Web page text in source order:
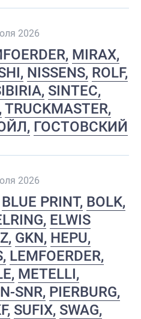
2026
MIRAX
NISSENS ROLF
SINTEC
TRUCKMASTER
ГОСТОВСКИЙ
2026
BLUE PRINT BOLK
ELWIS
GKN HEPU
LEMFOERDER
METELLI
SNR PIERBURG
SUFIX SWAG